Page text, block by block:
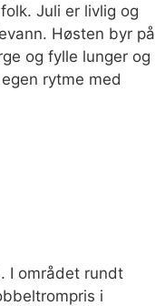
Juli er livlig og
Høsten byr på
og fylle lunger og
rytme med
I området rundt
i